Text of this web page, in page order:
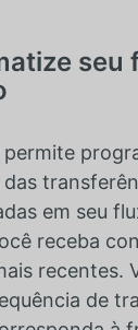
seu
permite
em seu
receba
recentes.
de